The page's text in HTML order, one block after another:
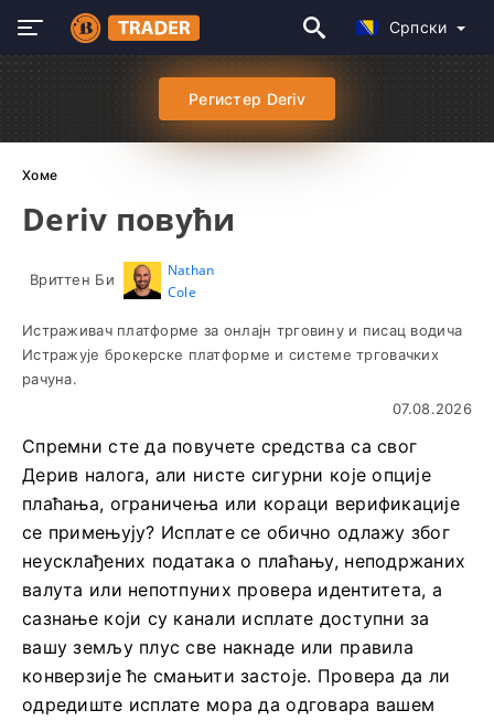
Српски
Регистер Deriv
Хоме
Deriv повући
Вриттен Би
Nathan
Cole
Истраживач платформе за онлајн трговину и писац водича
Истражује брокерске платформе и системе трговачких
рачуна.
07.08.2026
Спремни сте да повучете средства са свог
Дерив налога, али нисте сигурни које опције
плаћања, ограничења или кораци верификације
се примењују? Исплате се обично одлажу због
неусклађених података о плаћању, неподржаних
валута или непотпуних провера идентитета, а
сазнање који су канали исплате доступни за
вашу земљу плус све накнаде или правила
конверзије ће смањити застоје. Провера да ли
одредиште исплате мора да одговара вашем